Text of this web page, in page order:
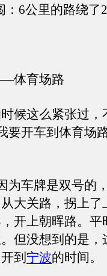
6公里的路绕了
体育场路
这么紧张过，
要开车到体育场
车牌是双号的
大关路，拐上了
开上朝晖路。平
但没想到的是，
到 宁波的时间。